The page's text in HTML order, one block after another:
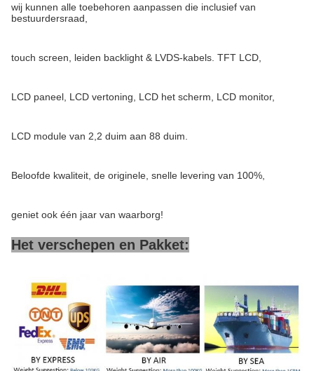
wij kunnen alle toebehoren aanpassen die inclusief van
bestuurdersraad,
touch screen, leiden backlight & LVDS-kabels. TFT LCD,
LCD paneel, LCD vertoning, LCD het scherm, LCD monitor,
LCD module van 2,2 duim aan 88 duim.
Beloofde kwaliteit, de originele, snelle levering van 100%,
geniet ook één jaar van waarborg!
Het verschepen en Pakket: